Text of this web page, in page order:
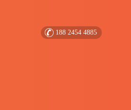
188 2454 4885